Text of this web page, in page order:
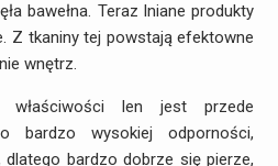
bawełna. Teraz lniane produkty
Z tkaniny tej powstają efektowne
wnętrz.
właściwości len jest przede
bardzo wysokiej odporności,
dlatego bardzo dobrze się pierze,